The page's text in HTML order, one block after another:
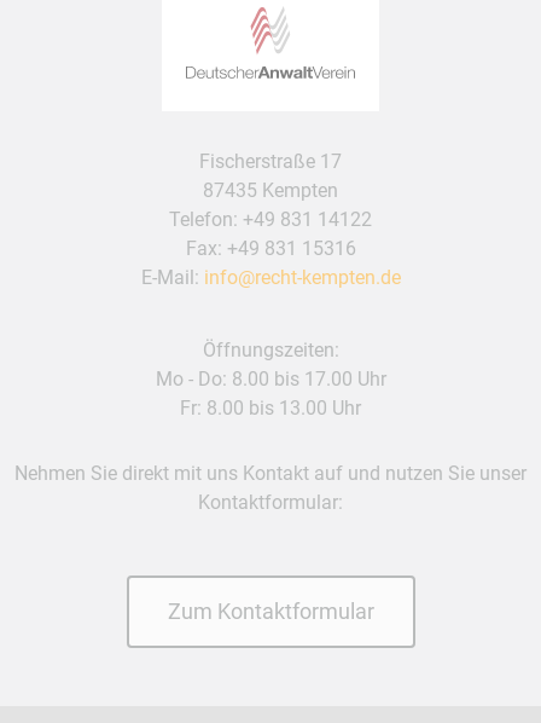
Fischerstraße 17
87435 Kempten
Telefon: +49 831 14122
Fax: +49 831 15316
E-Mail: info@recht-kempten.de
Öffnungszeiten:
Mo - Do: 8.00 bis 17.00 Uhr
Fr: 8.00 bis 13.00 Uhr
Nehmen Sie direkt mit uns Kontakt auf und nutzen Sie unser
Kontaktformular:
Zum Kontaktformular